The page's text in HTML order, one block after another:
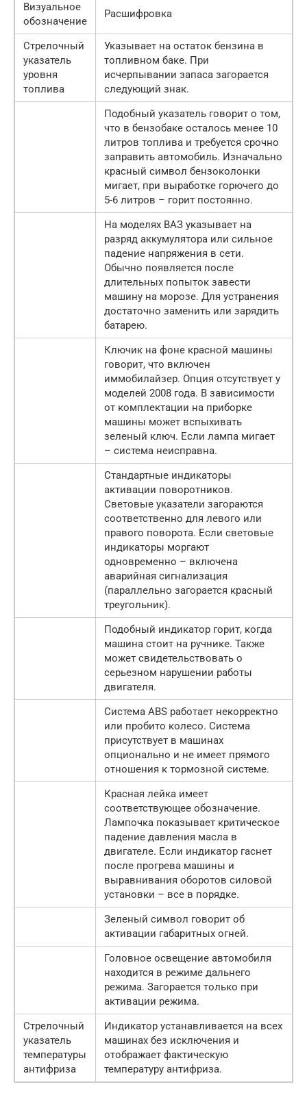
Визуальное
обозначение
Расшифровка
Стрелочный
указатель
уровня
топлива
Указывает на остаток бензина в
топливном баке. При
исчерпывании запаса загорается
следующий знак.
Подобный указатель говорит о том,
что в бензобаке осталось менее 10
литров топлива и требуется срочно
заправить автомобиль. Изначально
красный символ бензоколонки
мигает, при выработке горючего до
5-6 литров – горит постоянно.
На моделях ВАЗ указывает на
разряд аккумулятора или сильное
падение напряжения в сети.
Обычно появляется после
длительных попыток завести
машину на морозе. Для устранения
достаточно заменить или зарядить
батарею.
Ключик на фоне красной машины
говорит, что включен
иммобилайзер. Опция отсутствует у
моделей 2008 года. В зависимости
от комплектации на приборке
машины может вспыхивать
зеленый ключ. Если лампа мигает
– система неисправна.
Стандартные индикаторы
активации поворотников.
Световые указатели загораются
соответственно для левого или
правого поворота. Если световые
индикаторы моргают
одновременно – включена
аварийная сигнализация
(параллельно загорается красный
треугольник).
Подобный индикатор горит, когда
машина стоит на ручнике. Также
может свидетельствовать о
серьезном нарушении работы
двигателя.
Система ABS работает некорректно
или пробито колесо. Система
присутствует в машинах
опционально и не имеет прямого
отношения к тормозной системе.
Красная лейка имеет
соответствующее обозначение.
Лампочка показывает критическое
падение давления масла в
двигателе. Если индикатор гаснет
после прогрева машины и
выравнивания оборотов силовой
установки – все в порядке.
Зеленый символ говорит об
активации габаритных огней.
Головное освещение автомобиля
находится в режиме дальнего
режима. Загорается только при
активации режима.
Стрелочный
указатель
температуры
антифриза
Индикатор устанавливается на всех
машинах без исключения и
отображает фактическую
температуру антифриза.